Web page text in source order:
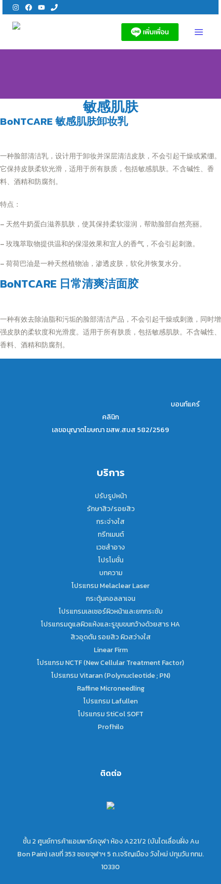
content
敏感肌肤
BoNTCARE 敏感肌肤卸妆乳
一种脸部清洁乳，设计用于卸妆并深层清洁皮肤，不会引起干燥或紧绷。
它保持皮肤柔软光滑，适用于所有肤质，包括敏感肌肤。不含碱性、香
料、酒精和防腐剂。
特点：
– 天然牛奶蛋白滋养肌肤，使其保持柔软湿润，帮助脸部自然亮丽。
– 玫瑰萃取物提供温和的保湿效果和宜人的香气，不会引起刺激。
– 荷荷巴油是一种天然植物油，渗透皮肤，软化并恢复水分。
BoNTCARE 日常清爽洁面胶
一种有效去除油脂和污垢的脸部清洁产品，不会引起干燥或刺激，同时增
强皮肤的柔软度和光滑度。适用于所有肤质，包括敏感肌肤。不含碱性、
香料、酒精和防腐剂。
บอนท์แคร์
คลินิก
เลขอนุญาตโฆษณา ฆสพ.สบส 582/2569
บริการ
ปรับรูปหน้า
รักษาสิว/รอยสิว
กระจ่างใส
ทรีทเมนต์
เวชสำอาง
โปรโมชั่น
บทความ
โปรแกรม Melaclear Laser
กระตุ้นคอลลาเจน
โปรแกรมเลเซอร์ผิวหน้าและยกกระชับ
โปรแกรมดูแลผิวแห้งและรูขุมขนกว้างด้วยสาร HA
สิวอุดตัน รอยสิว ผิวสว่างใส
Linear Firm
โปรแกรม NCTF (New Cellular Treatment Factor)
โปรแกรม Vitaran (Polynucleotide ; PN)
Raffine Microneedling
โปรแกรม Lafullen
โปรแกรม StiCol SOFT
Profhilo
ติดต่อ
ชั้น 2 ศูนย์การค้าแอมพาร์คจุฬา ห้อง A221/2 (บันไดเลื่อนฝั่ง Au
Bon Pain) เลขที่ 353 ซอยจุฬาฯ 5 ถ.เจริญเมือง วังใหม่ ปทุมวัน กทม.
10330